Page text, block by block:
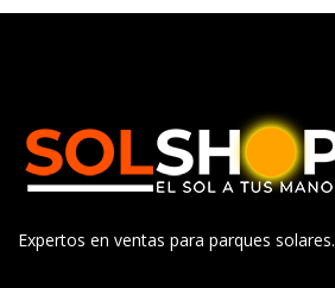
Expertos en ventas para parques solares.